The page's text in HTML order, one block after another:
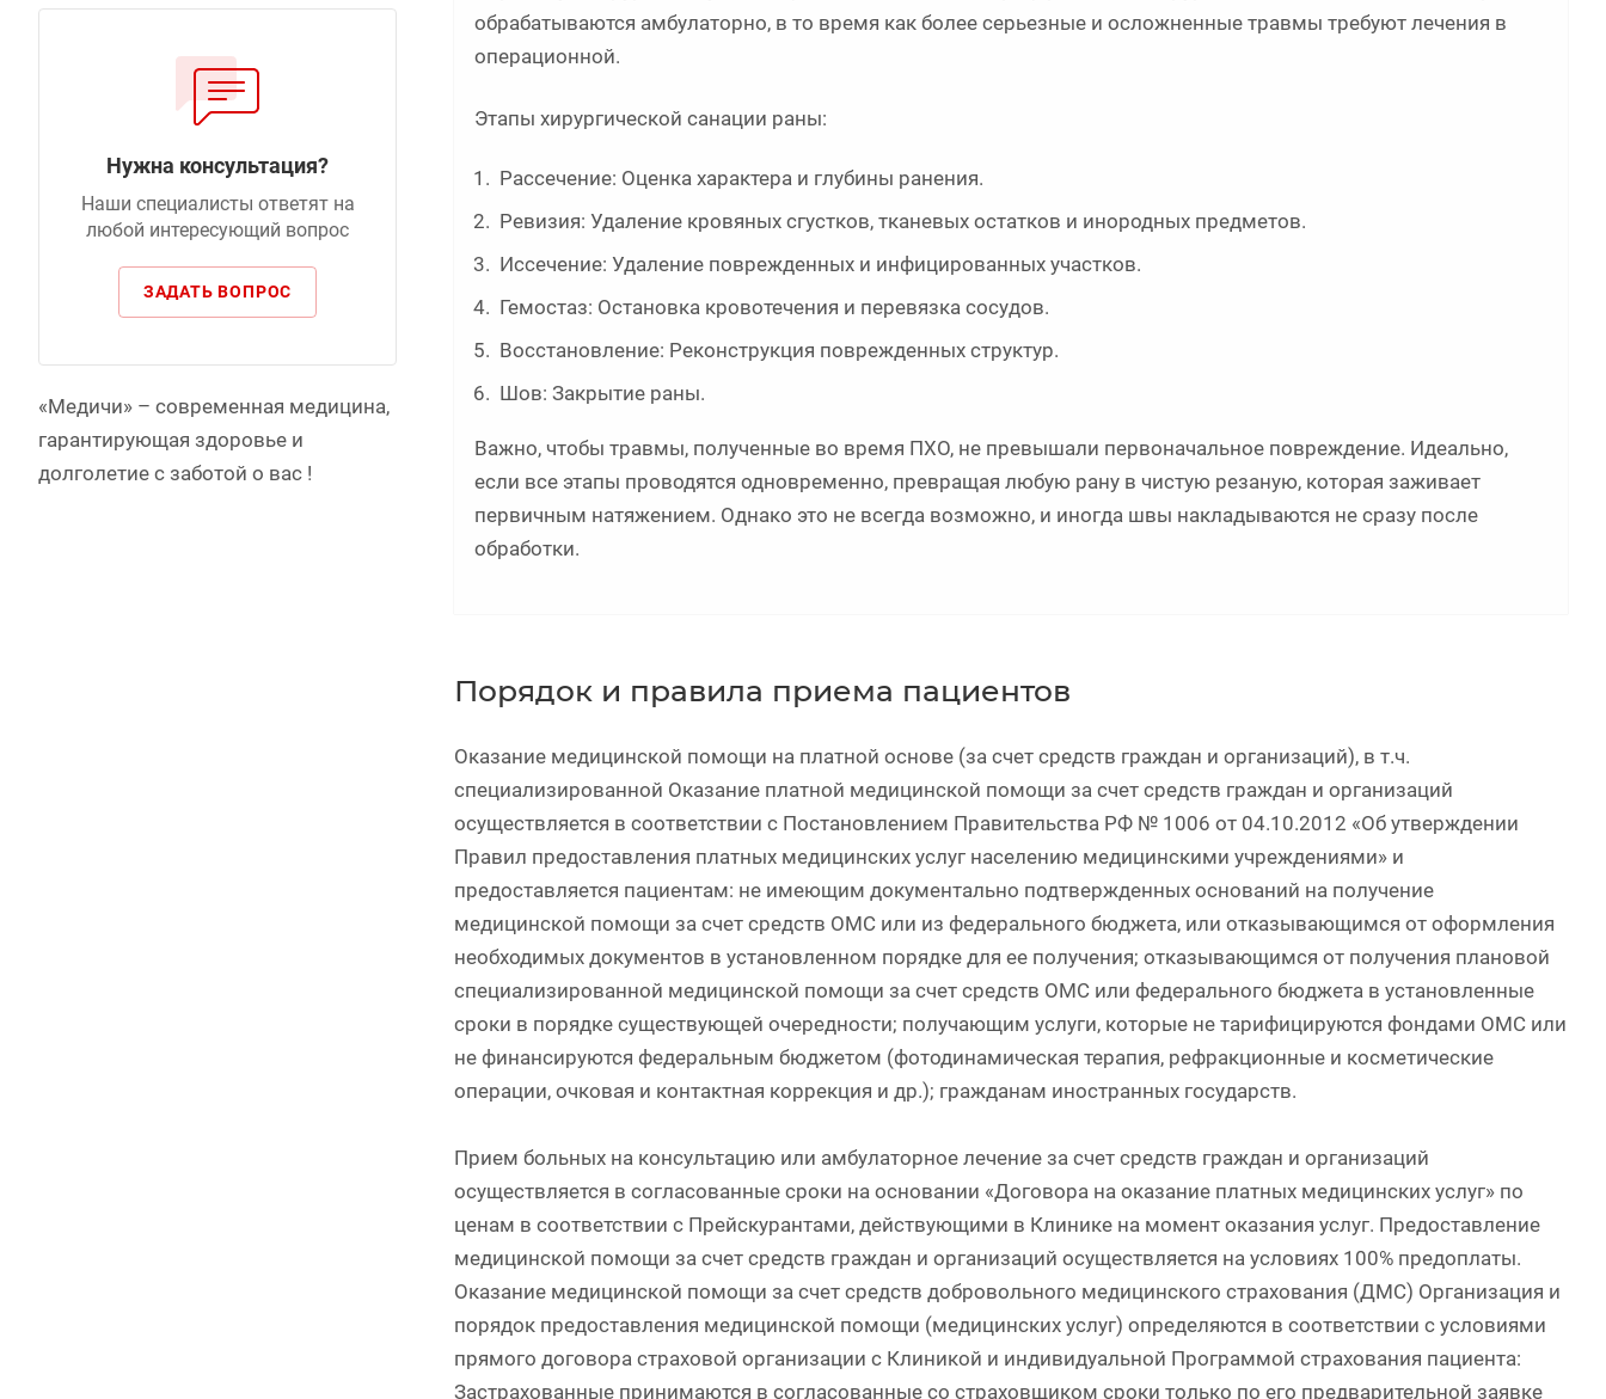
обрабатываются амбулаторно, в то время как более серьезные и осложненные травмы требуют лечения в
операционной.
Этапы хирургической санации раны:
Рассечение: Оценка характера и глубины ранения.
Ревизия: Удаление кровяных сгустков, тканевых остатков и инородных предметов.
Иссечение: Удаление поврежденных и инфицированных участков.
Гемостаз: Остановка кровотечения и перевязка сосудов.
Восстановление: Реконструкция поврежденных структур.
Шов: Закрытие раны.
Важно, чтобы травмы, полученные во время ПХО, не превышали первоначальное повреждение. Идеально,
если все этапы проводятся одновременно, превращая любую рану в чистую резаную, которая заживает
первичным натяжением. Однако это не всегда возможно, и иногда швы накладываются не сразу после
обработки.
Порядок и правила приема пациентов
Оказание медицинской помощи на платной основе (за счет средств граждан и организаций), в т.ч.
специализированной Оказание платной медицинской помощи за счет средств граждан и организаций
осуществляется в соответствии с Постановлением Правительства РФ № 1006 от 04.10.2012 «Об утверждении
Правил предоставления платных медицинских услуг населению медицинскими учреждениями» и
предоставляется пациентам: не имеющим документально подтвержденных оснований на получение
медицинской помощи за счет средств ОМС или из федерального бюджета, или отказывающимся от оформления
необходимых документов в установленном порядке для ее получения; отказывающимся от получения плановой
специализированной медицинской помощи за счет средств ОМС или федерального бюджета в установленные
сроки в порядке существующей очередности; получающим услуги, которые не тарифицируются фондами ОМС или
не финансируются федеральным бюджетом (фотодинамическая терапия, рефракционные и косметические
операции, очковая и контактная коррекция и др.); гражданам иностранных государств.
Прием больных на консультацию или амбулаторное лечение за счет средств граждан и организаций
осуществляется в согласованные сроки на основании «Договора на оказание платных медицинских услуг» по
ценам в соответствии с Прейскурантами, действующими в Клинике на момент оказания услуг. Предоставление
медицинской помощи за счет средств граждан и организаций осуществляется на условиях 100% предоплаты.
Оказание медицинской помощи за счет средств добровольного медицинского страхования (ДМС) Организация и
порядок предоставления медицинской помощи (медицинских услуг) определяются в соответствии с условиями
прямого договора страховой организации с Клиникой и индивидуальной Программой страхования пациента:
Застрахованные принимаются в согласованные со страховщиком сроки только по его предварительной заявке
Нужна консультация?
Наши специалисты ответят на
любой интересующий вопрос
ЗАДАТЬ ВОПРОС
«Медичи» – современная медицина,
гарантирующая здоровье и
долголетие c заботой о вас !